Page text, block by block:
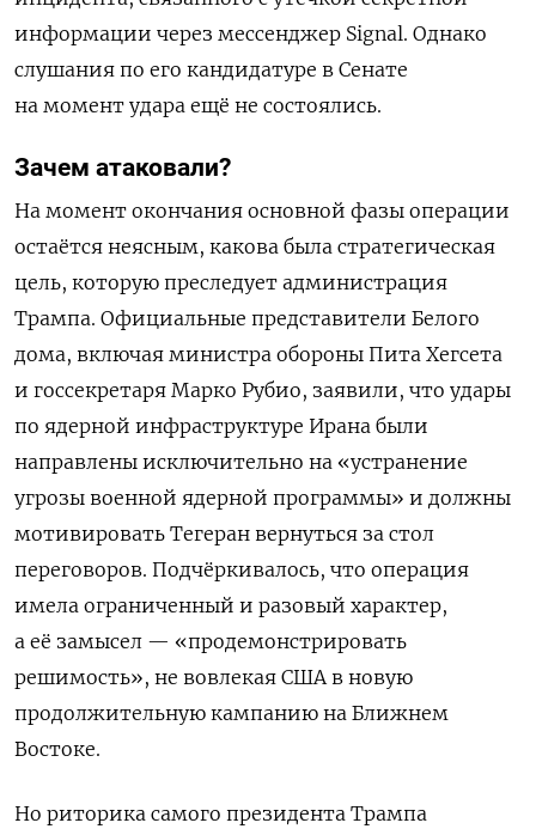
информации через мессенджер Signal. Однако
слушания по его кандидатуре в Сенате
на момент удара ещё не состоялись.
Зачем атаковали?
На момент окончания основной фазы операции
остаётся неясным, какова была стратегическая
цель, которую преследует администрация
Трампа. Официальные представители Белого
дома, включая министра обороны Пита Хегсета
и госсекретаря Марко Рубио, заявили, что удары
по ядерной инфраструктуре Ирана были
направлены исключительно на «устранение
угрозы военной ядерной программы» и должны
мотивировать Тегеран вернуться за стол
переговоров. Подчёркивалось, что операция
имела ограниченный и разовый характер,
а её замысел — «продемонстрировать
решимость», не вовлекая США в новую
продолжительную кампанию на Ближнем
Востоке.
Но риторика самого президента Трампа